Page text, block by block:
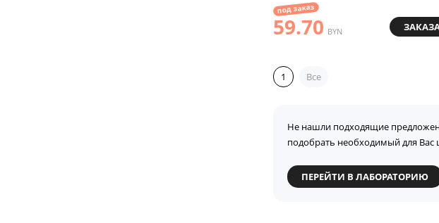
под заказ
59.70 BYN
1 Все
Не нашли подходящие
подобрать необходимый для Вас
ПЕРЕЙТИ В ЛАБОРАТОРИЮ